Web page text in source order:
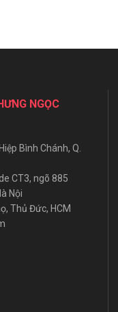
NGỌC
Bình Chánh, Q.
CT3, ngõ 885
Nội
Thủ Đức, HCM